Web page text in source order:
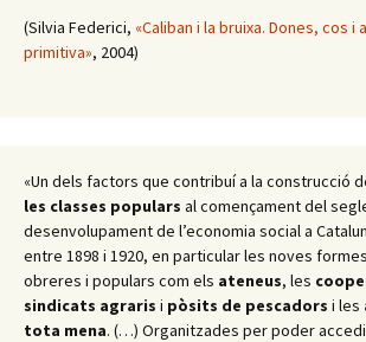
(Silvia Federici, «Caliban i la bruixa. Dones, cos i
primitiva», 2004)
«Un dels factors que contribuí a la construcció
les classes populars al començament del
desenvolupament de l’economia social a
entre 1898 i 1920, en particular les noves
obreres i populars com els ateneus, les
sindicats agraris i pòsits de pescadors i les
tota mena. (…) Organitzades per poder